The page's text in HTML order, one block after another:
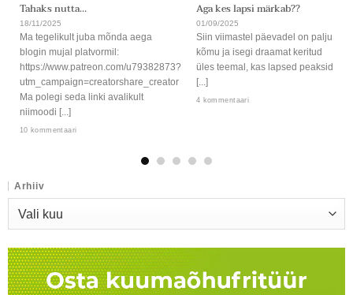
Tahaks nutta…
18/11/2025
Ma tegelikult juba mõnda aega
blogin mujal platvormil:
https://www.patreon.com/u79382873?
utm_campaign=creatorshare_creator
Ma polegi seda linki avalikult
niimoodi [...]
10 kommentaari
Aga kes lapsi märkab??
01/09/2025
Siin viimastel päevadel on palju
kõmu ja isegi draamat keritud
üles teemal, kas lapsed peaksid
[...]
4 kommentaari
Arhiiv
Arhiiv